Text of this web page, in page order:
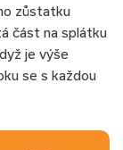
zůstatku
část na splátku
je výše
se s každou